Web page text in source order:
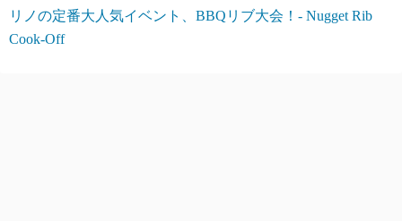
リノの定番大人気イベント、BBQリブ大会！- Nugget Rib
Cook-Off